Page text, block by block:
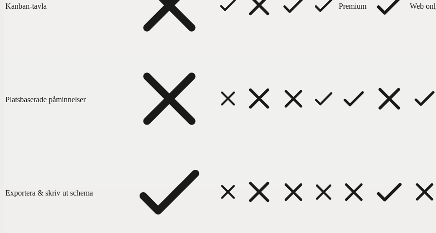
Kanban-tavla Premium Web
Platsbaserade påminnelser
Exportera & skriv ut schema